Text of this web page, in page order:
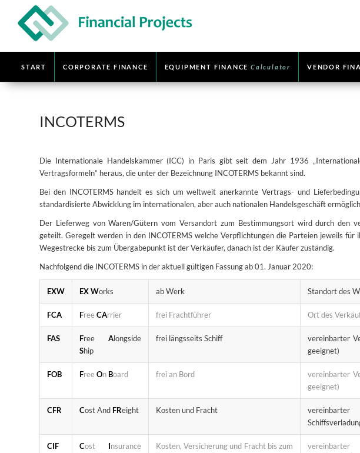
START CORPORATE FINANCE EQUIPMENT FINANCECalculator VENDOR
INCOTERMS
Die Internationale Handelskammer (ICC) in Paris gibt seit dem Jahr 1936
Vertragsformeln” heraus, die unter der Bezeichnung INCOTERMS bekannt sind.
Bei den INCOTERMS handelt es sich um weltweit anerkannte Vertrags- und
standardisierte Abwicklung im internationalen, aber auch nationalen Handelsgeschäft
Der Lieferweg von Waren/Gütern vom Versandort zum Bestimmungsort wird durch den
geteilt. Geregelt werden in den INCOTERMS welche Verpflichtungen die Parteien jeweils
Wegestrecke bis zum Übergabepunkt ist der Verkäufer, danach ist der Käufer zuständig.
Nachfolgend die INCOTERMS in der aktuell gültigen Fassung ab 01. Januar 2020:
EXW EXWorks ab Werk Standort des
FCA FreeCArrier frei Frachtführer Ort des
FAS Free Alongside
Ship
frei längsseits Schiff
vereinbarter
geeignet)
FOB FreeOn Board frei an Bord
vereinbarter
geeignet)
CFR Cost And FReight Kosten und Fracht
CIF Cost Insurance
Kosten, Versicherung und Fracht bis zum